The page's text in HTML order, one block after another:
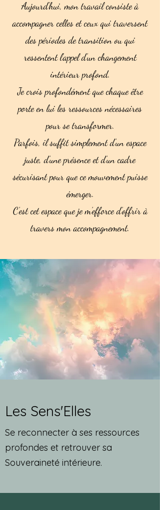
Aujourd’hui, mon travail consiste à
accompagner celles et ceux qui traversent
des périodes de transition ou qui
ressentent l’appel d’un changement
intérieur profond.
Je crois profondément que chaque être
porte en lui les ressources nécessaires
pour se transformer.
Parfois, il suffit simplement d’un espace
juste, d’une présence et d’un cadre
sécurisant pour que ce mouvement puisse
émerger.
C’est cet espace que je m’efforce d’offrir à
travers mon accompagnement.
Les Sens'Elles
Se reconnecter à ses ressources
profondes et retrouver sa
Souveraineté intérieure.